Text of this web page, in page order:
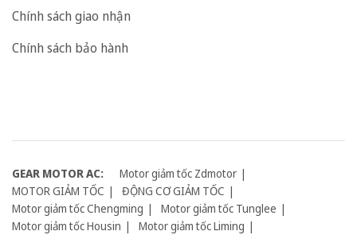
Chính sách giao nhận
Chính sách bảo hành
GEAR MOTOR AC:
Motor giảm tốc Zdmotor
MOTOR GIẢM TỐC
ĐỘNG CƠ GIẢM TỐC
Motor giảm tốc Chengming
Motor giảm tốc Tunglee
Motor giảm tốc Housin
Motor giảm tốc Liming